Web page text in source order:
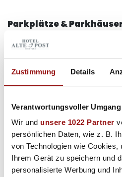
Zustimmung Details
Verantwortungsvoller
Wir und unsere 1022 Partner
persönlichen Daten, wie z. B.
von Technologien wie Cookies,
Ihrem Gerät zu speichern und
personalisierte Werbung und
Parkplätze &
24h geöffnet
Einfahrtshöhe: 1,95 m
Anzeigen auf Google Maps
LAGO Parkhaus
Bodanstraße 1, 78462 Konstanz